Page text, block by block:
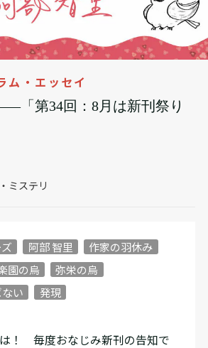
ム・エッセイ
「第34回：8月は新刊祭り
ミステリ
阿部 智里
作家の羽休み
園の烏
弥栄の烏
い
発現
！ 毎度おなじみ新刊の告知で